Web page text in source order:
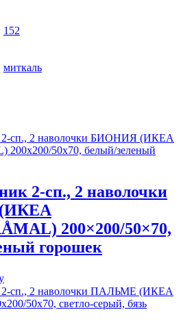
152
миткаль
2-сп., 2 наволочки
200×200/50×70,
горошек